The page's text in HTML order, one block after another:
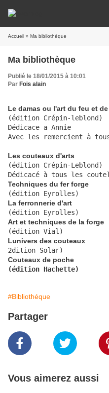
Accueil » Ma bibliothèque
Ma bibliothèque
Publié le 18/01/2015 à 10:01
Par Fois alain
Le damas ou l'art du feu et
(édition Crépin-leblond)
Dédicace a Annie
Avec les remercient à
Les couteaux d'arts
​(édition Crépin-Leblond)
Dédicacé à tous les
Techniques du fer forge
(édition Eyrolles)
La ferronnerie d'art
(édition Eyrolles)
Art et techniques de la forge
​(édition Vial)
Lunivers des couteaux
​2dition Solar)
Couteaux de poche
​(édition Hachette)
#Bibliothéque
Partager
Vous aimerez aussi